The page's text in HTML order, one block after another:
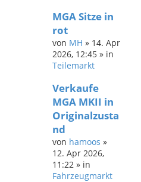
MGA Sitze in
rot
von MH » 14. Apr
2026, 12:45 » in
Teilemarkt
Verkaufe
MGA MKII in
Originalzusta
nd
von hamoos »
12. Apr 2026,
11:22 » in
Fahrzeugmarkt